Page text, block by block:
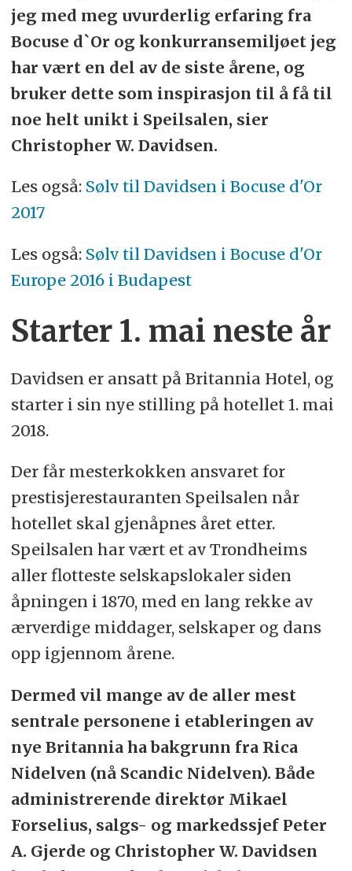
jeg med meg uvurderlig erfaring fra
Bocuse d`Or og konkurransemiljøet jeg
har vært en del av de siste årene, og
bruker dette som inspirasjon til å få til
noe helt unikt i Speilsalen, sier
Christopher W. Davidsen.
Les også: Sølv til Davidsen i Bocuse d'Or
2017
Les også: Sølv til Davidsen i Bocuse d'Or
Europe 2016 i Budapest
Starter 1. mai neste år
Davidsen er ansatt på Britannia Hotel, og
starter i sin nye stilling på hotellet 1. mai
2018.
Der får mesterkokken ansvaret for
prestisjerestauranten Speilsalen når
hotellet skal gjenåpnes året etter.
Speilsalen har vært et av Trondheims
aller flotteste selskapslokaler siden
åpningen i 1870, med en lang rekke av
ærverdige middager, selskaper og dans
opp igjennom årene.
Dermed vil mange av de aller mest
sentrale personene i etableringen av
nye Britannia ha bakgrunn fra Rica
Nidelven (nå Scandic Nidelven). Både
administrerende direktør Mikael
Forselius, salgs- og markedssjef Peter
A. Gjerde og Christopher W. Davidsen